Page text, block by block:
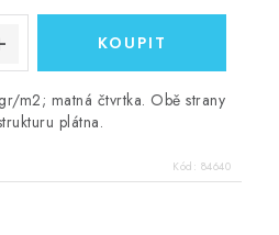
m2; matná čtvrtka. Obě strany
plátna.
Kód: 84640